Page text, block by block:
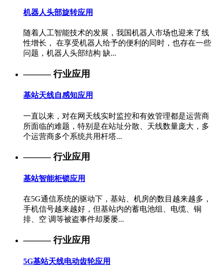
机器人头部旋转应用
随着人工智能技术的发展，我国机器人市场也迎来了线
性增长， 在享受机器人给予的便利的同时，也存在一些
问题，机器人头部结构 缺...
——— 行业应用
基站天线自感知应用
一直以来，对在网天线实时监控和有效管理都是运营商
所面临的难题，特别是在站址分散、天线数量庞大，多
个运营商多个系统共用杆塔...
——— 行业应用
基站智能柜锁应用
在5G通信系统的驱动下，基站、机房的数目越来越多，
手机信号越来越好，但基站内的蓄电池组、电缆、铜
排、空 调等被盗事件却屡屡...
——— 行业应用
5G基站天线电动齿轮应用